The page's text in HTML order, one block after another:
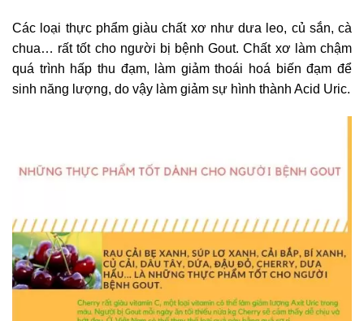
Các loại thực phẩm giàu chất xơ như dưa leo, củ sắn, cà
chua… rất tốt cho người bị bệnh Gout. Chất xơ làm chậm
quá trình hấp thu đạm, làm giảm thoái hoá biến đạm để
sinh năng lượng, do vậy làm giảm sự hình thành Acid Uric.